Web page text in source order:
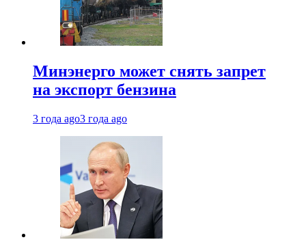
Минэнерго может снять запрет
на экспорт бензина
3 года ago3 года ago